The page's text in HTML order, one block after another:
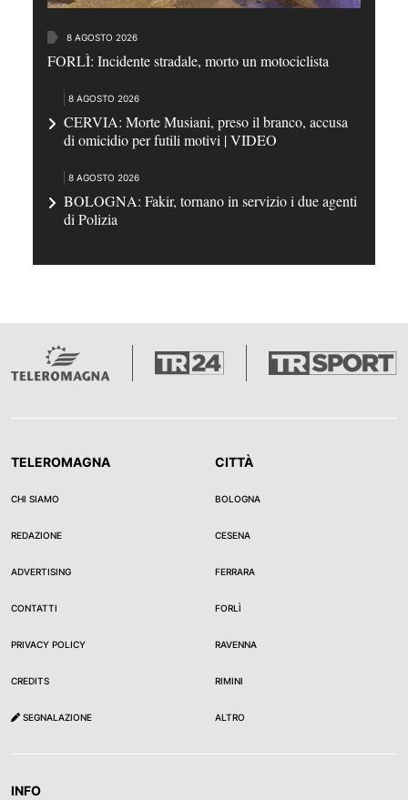
8 AGOSTO 2026
FORLÌ: Incidente stradale, morto un motociclista
8 AGOSTO 2026
CERVIA: Morte Musiani, preso il branco, accusa
di omicidio per futili motivi | VIDEO
8 AGOSTO 2026
BOLOGNA: Fakir, tornano in servizio i due agenti
di Polizia
TELEROMAGNA
CHI SIAMO
REDAZIONE
ADVERTISING
CONTATTI
PRIVACY POLICY
CREDITS
SEGNALAZIONE
CITTÀ
BOLOGNA
CESENA
FERRARA
FORLÌ
RAVENNA
RIMINI
ALTRO
INFO